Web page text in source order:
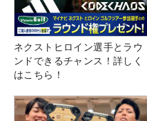
ネクストヒロイン選手とラウ
ンドできるチャンス！詳しく
はこちら！